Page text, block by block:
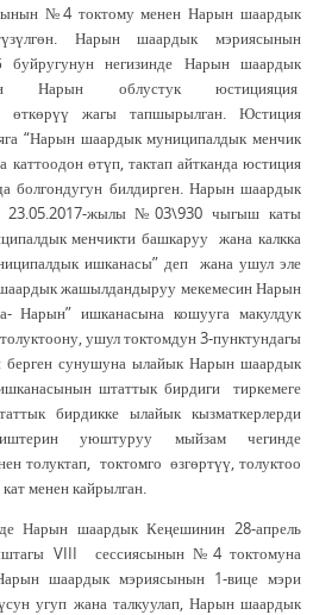
№4 токтому менен Нарын шаардык
Нарын шаардык мэриясынын
негизинде Нарын шаардык
Нарын облустук юстицияция
өткөрүү жагы тапшырылган. Юстиция
“Нарын шаардык муниципалдык менчик
каттоодон өтүп, тактап айтканда юстиция
болгондугун билдирген. Нарын шаардык
жылы №03\930 чыгыш каты
менчикти башкаруу жана калкка
ишканасы” деп жана ушул эле
жашылдандыруу мекемесин Нарын
Нарын” ишканасына кошууга макулдук
ушул токтомдун 3-пунктундагы
сунушуна ылайык Нарын шаардык
штаттык бирдиги тиркемеге
бирдикке ылайык кызматкерлерди
уюштуруу мыйзам чегинде
толуктап, токтомго өзгөртүү, толуктоо
менен кайрылган.
Нарын шаардык Кеңешинин 28-апрель
VIII сессиясынын №4 токтомуна
шаардык мэриясынын 1-вице мэри
угуп жана талкуулап, Нарын шаардык